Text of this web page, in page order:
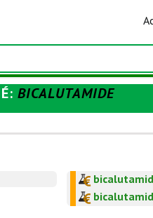
: BICALUTAMIDE